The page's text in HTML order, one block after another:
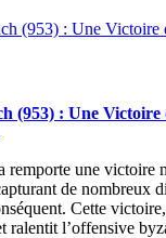
(953) : Une Victoire
une victoire
de nombreux
Cette
ralentit l’offensive